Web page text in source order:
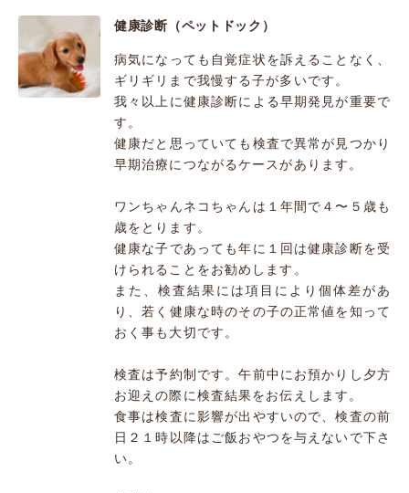
健康診断（ペットドック）
病気になっても自覚症状を訴えることなく、
ギリギリまで我慢する子が多いです。
我々以上に健康診断による早期発見が重要で
す。
健康だと思っていても検査で異常が見つかり
早期治療につながるケースがあります。
ワンちゃんネコちゃんは１年間で４〜５歳も
歳をとります。
健康な子であっても年に１回は健康診断を受
けられることをお勧めします。
また、検査結果には項目により個体差があ
り、若く健康な時のその子の正常値を知って
おく事も大切です。
検査は予約制です。午前中にお預かりし夕方
お迎えの際に検査結果をお伝えします。
食事は検査に影響が出やすいので、検査の前
日２１時以降はご飯おやつを与えないで下さ
い。